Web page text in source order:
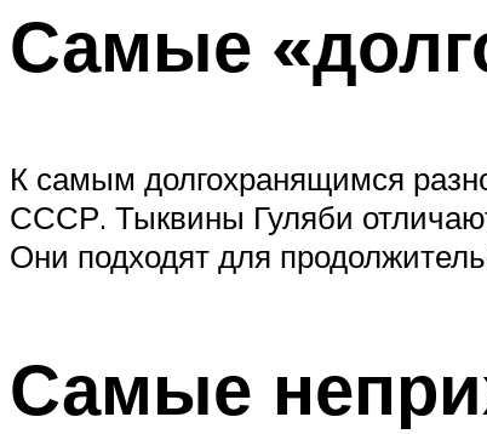
Самые
К самым долгохранящимся
СССР. Тыквины Гуляби
Они подходят для
Самые